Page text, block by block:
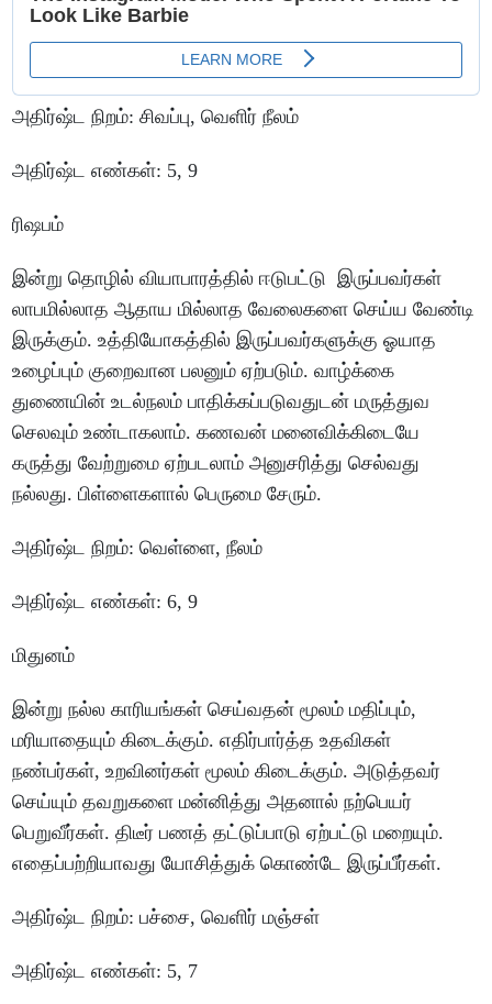
அதிர்ஷ்ட நிறம்:சிவப்பு,வெளிர் நீலம்
அதிர்ஷ்ட எண்கள்: 5, 9
ரிஷபம்
இன்று தொழில் வியாபாரத்தில் ஈடுபட்டு இருப்பவர்கள்
லாபமில்லாத ஆதாய மில்லாத வேலைகளை செய்ய வேண்டி
இருக்கும்.உத்தியோகத்தில் இருப்பவர்களுக்கு ஓயாத
உழைப்பும் குறைவான பலனும் ஏற்படும்.வாழ்க்கை
துணையின் உடல்நலம் பாதிக்கப்படுவதுடன் மருத்துவ
செலவும் உண்டாகலாம்.கணவன் மனைவிக்கிடையே
கருத்து வேற்றுமை ஏற்படலாம் அனுசரித்து செல்வது
நல்லது.பிள்ளைகளால் பெருமை சேரும்.
அதிர்ஷ்ட நிறம்:வெள்ளை,நீலம்
அதிர்ஷ்ட எண்கள்: 6, 9
மிதுனம்
இன்று நல்ல காரியங்கள் செய்வதன் மூலம் மதிப்பும்,
மரியாதையும் கிடைக்கும்.எதிர்பார்த்த உதவிகள்
நண்பர்கள்,உறவினர்கள் மூலம் கிடைக்கும்.அடுத்தவர்
செய்யும் தவறுகளை மன்னித்து அதனால் நற்பெயர்
பெறுவீர்கள்.திடீர் பணத் தட்டுப்பாடு ஏற்பட்டு மறையும்.
எதைப்பற்றியாவது யோசித்துக் கொண்டே இருப்பீர்கள்.
அதிர்ஷ்ட நிறம்:பச்சை,வெளிர் மஞ்சள்
அதிர்ஷ்ட எண்கள்: 5, 7